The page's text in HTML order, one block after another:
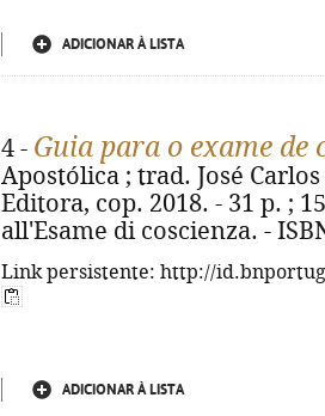
ADICIONAR À LISTA
4 - Guia para o exame de
Apostólica ; trad. José
Editora, cop. 2018. - 31 p. ;
all'Esame di coscienza. -
Link persistente: http://
ADICIONAR À LISTA